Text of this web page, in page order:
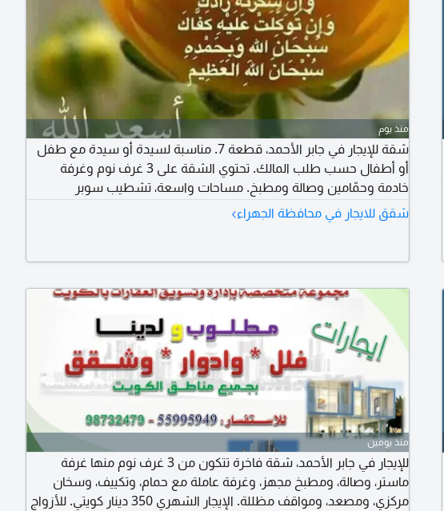
منذ يوم
شقة للإيجار في جابر الأحمد، قطعة 7. مناسبة لسيدة أو سيدة مع طفل
أو أطفال حسب طلب المالك. تحتوي الشقة على 3 غرف نوم وغرفة
خادمة وحمّامين وصالة ومطبخ. مساحات واسعة، تشطيب سوبر
ديلوكس، موقع مميز، موقف سيارات، وسكن المالك في العمارة. السعر:
شقق للايجار في محافظة الجهراء›
منذ يومين
للإيجار في جابر الأحمد، شقة فاخرة تتكون من 3 غرف نوم منها غرفة
ماستر، وصالة، ومطبخ مجهز، وغرفة عاملة مع حمام، وتكييف، وسخان
مركزي، ومصعد، ومواقف مظللة. الإيجار الشهري 350 دينار كويتي. للأزواج